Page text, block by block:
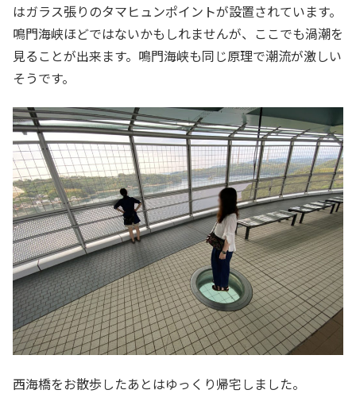
はガラス張りのタマヒュンポイントが設置されています。
鳴門海峡ほどではないかもしれませんが、ここでも渦潮を
見ることが出来ます。鳴門海峡も同じ原理で潮流が激しい
そうです。
西海橋をお散歩したあとはゆっくり帰宅しました。